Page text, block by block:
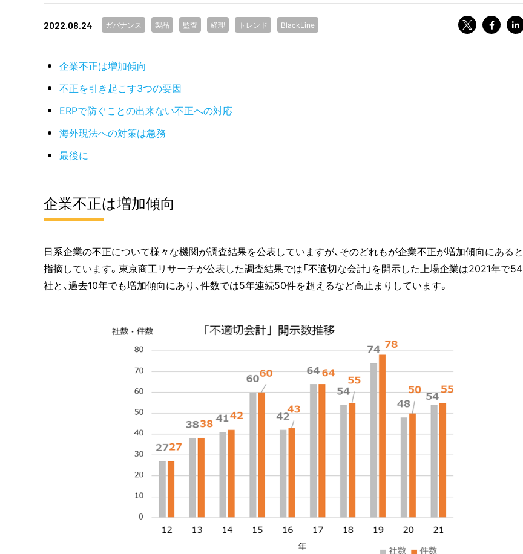
2022.08.24 ガバナンス 製品 監査 経理 トレンド BlackLine
企業不正は増加傾向
不正を引き起こす3つの要因
ERPで防ぐことの出来ない不正への対応
海外現法への対策は急務
最後に
企業不正は増加傾向
日系企業の不正について様々な機関が調査結果を公表していますが、そのどれもが企業不正が増加傾向にあると
指摘しています。東京商工リサーチが公表した調査結果では「不適切な会計」を開示した上場企業は2021年で54
社と、過去10年でも増加傾向にあり、件数では5年連続50件を超えるなど高止まりしています。